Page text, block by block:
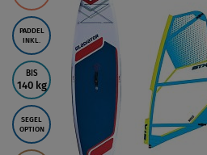
PADDEL
INKL.
BIS
140 kg
SEGEL
OPTION